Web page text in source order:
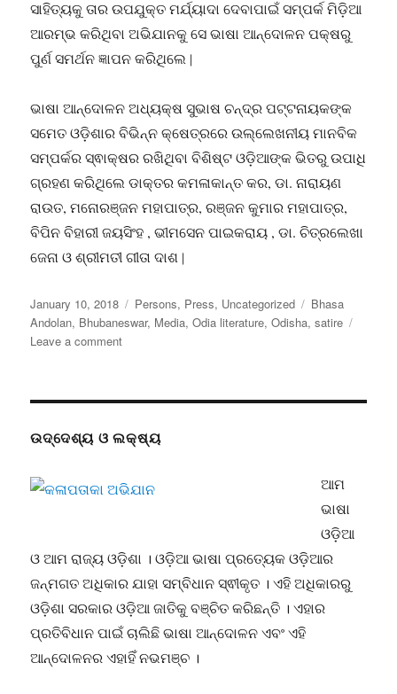
ସାହିତ୍ୟକୁ ତାର ଉପଯୁକ୍ତ ମର୍ଯ୍ୟାଦା ଦେବାପାଇଁ ସମ୍ପର୍କ ମିଡ଼ିଆ
ଆରମ୍ଭ କରିଥିବା ଅଭିଯାନକୁ ସେ ଭାଷା ଆନ୍ଦୋଳନ ପକ୍ଷରୁ
ପୁର୍ଣ ସମର୍ଥନ ଜ୍ଞାପନ କରିଥିଲେ ∣
ଭାଷା ଆନ୍ଦୋଳନ ଅଧ୍ୟକ୍ଷ ସୁଭାଷ ଚନ୍ଦ୍ର ପଟ୍ଟନାୟକଙ୍କ
ସମେତ ଓଡ଼ିଶାର ବିଭିନ୍ନ କ୍ଷେତ୍ରରେ ଉଲ୍ଲେଖନୀୟ ମାନବିକ
ସମ୍ପର୍କର ସ୍ଵାକ୍ଷର ରଖିଥିବା ବିଶିଷ୍ଟ ଓଡ଼ିଆଙ୍କ ଭିତରୁ ଉପାଧି
ଗ୍ରହଣ କରିଥିଲେ ଡାକ୍ତର କମଳାକାନ୍ତ କର, ଡା. ନାରାୟଣ
ରାଉତ, ମନୋରଞ୍ଜନ ମହାପାତ୍ର, ରଞ୍ଜନ କୁମାର ମହାପାତ୍ର,
ବିପିନ ବିହାରୀ ଜୟସିଂହ , ଭୀମସେନ ପାଇକରାୟ , ଡା. ଚିତ୍ରଲେଖା
ଜେନା ଓ ଶ୍ରୀମତୀ ଗୀତା ଦାଶ ∣
Posted
on
January 10, 2018 Categories
Persons, Press, Uncategorized Tags
Bhasa
Andolan, Bhubaneswar, Media,Odia literature,Odisha,satire
Leave a commenton
ସାହିତ୍ୟ
ନୁହେଁ
ବୋଲି
ଉଦ୍ଦେଶ୍ୟ ଓ ଲକ୍ଷ୍ୟ
ଆମ
ଭାଷା
ଓଡ଼ିଆ
ଓ ଆମ ରାଜ୍ୟ ଓଡ଼ିଶା । ଓଡ଼ିଆ ଭାଷା ପ୍ରତ୍ୟେକ ଓଡ଼ିଆର
ଜନ୍ମଗତ ଅଧିକାର ଯାହା ସମ୍ବିଧାନ ସ୍ଵୀକୃତ । ଏହି ଅଧିକାରରୁ
ଓଡ଼ିଶା ସରକାର ଓଡ଼ିଆ ଜାତିକୁ ବଞ୍ଚିତ କରିଛନ୍ତି । ଏହାର
ପ୍ରତିବିଧାନ ପାଇଁ ଚାଲିଛି ଭାଷା ଆନ୍ଦୋଳନ ଏବଂ ଏହି
ଆନ୍ଦୋଳନର ଏହାହିଁ ନଭମଞ୍ଚ ।